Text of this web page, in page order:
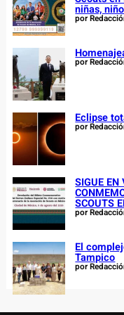
niñas,
por
por
Eclipse
por
SIGUE EN
SCOUTS
por
El
Tampico
por